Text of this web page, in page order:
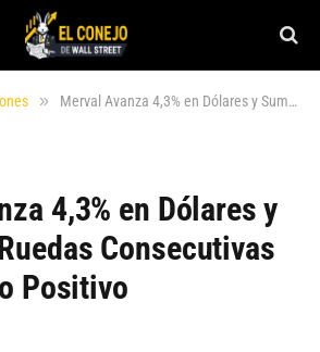
» Merval Avanza 4,3% en Dólares y Suma Seis Ruedas Consecutivas en Territorio Positivo
4,3% en Dólares y
Consecutivas
Positivo